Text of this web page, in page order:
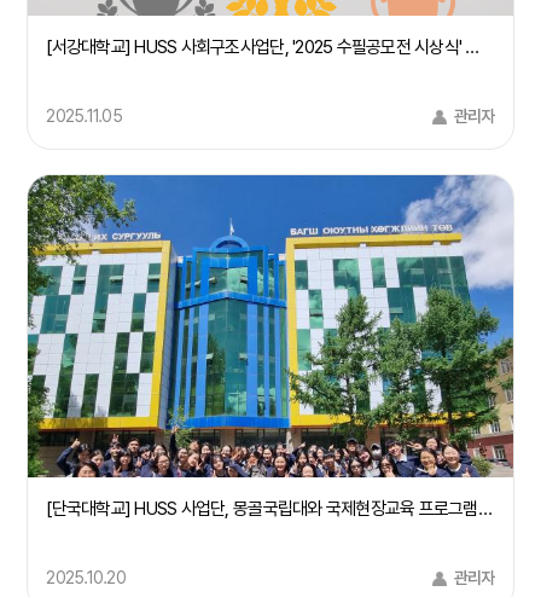
[서강대학교] HUSS 사회구조사업단, '2025 수필공모전 시상식' 개최(25.10.29)
2025.11.05 관리자
[단국대학교] HUSS 사업단, 몽골국립대와 국제현장교육 프로그램 성료
2025.10.20 관리자